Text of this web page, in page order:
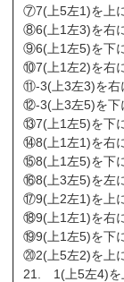
⑦7(上5左1)を上
⑧6(上1左3)を右
⑨6(上1左5)を下
⑩7(上1左2)を右
⑪-3(上3左3)を右
⑫-3(上3左5)を下
⑬7(上1左5)を下
⑭8(上1左1)を右
⑮8(上1左5)を下
⑯8(上3左5)を左
⑰9(上2左1)を上
⑱9(上1左1)を右
⑲9(上1左5)を下
⑳2(上5左2)を上
21. 1(上5左4)を